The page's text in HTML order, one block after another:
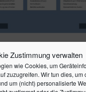
Zustimmung verwalten
wie Cookies, um
zuzugreifen. Wir tun dies, um
um (nicht) personalisierte
und Firmendaten
erfasst und